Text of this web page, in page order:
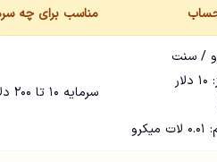
مناسب برای چه
/ سنت
سرمایه ۱۰ تا ۲۰۰ دلار